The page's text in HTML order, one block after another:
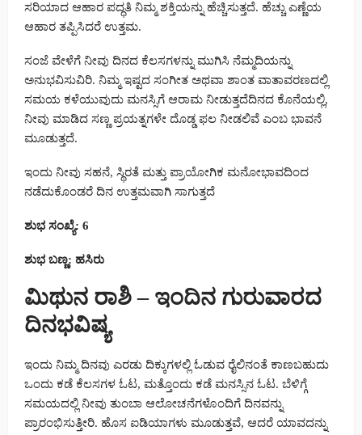
ಸರಿಯಾದ ಆಹಾರ ಪದ್ಧತಿ ನಿಮ್ಮ ಶಕ್ತಿಯನ್ನು ಹೆಚ್ಚಿಸುತ್ತದೆ. ಹೆಚ್ಚು ಎಣ್ಣೆಯ
ಆಹಾರ ತಪ್ಪಿಸಿದರೆ ಉತ್ತಮ.
ಸಂಜೆ ವೇಳೆಗೆ ನೀವು ದಿನದ ಕೆಲಸಗಳನ್ನು ಮುಗಿಸಿ ನೆಮ್ಮದಿಯನ್ನು
ಅನುಭವಿಸುವಿರಿ. ನಿಮ್ಮ ಇಷ್ಟದ ಸಂಗೀತ ಅಥವಾ ಶಾಂತ ವಾತಾವರಣದಲ್ಲಿ
ಸಮಯ ಕಳೆಯುವುದು ಮನಸ್ಸಿಗೆ ಆರಾಮ ನೀಡುತ್ತದೆದಿನದ ಕೊನೆಯಲ್ಲಿ,
ನೀವು ಮಾಡಿದ ಸಣ್ಣ ಪ್ರಯತ್ನಗಳೇ ದೊಡ್ಡ ಫಲ ನೀಡಲಿವೆ ಎಂಬ ಭಾವನೆ
ಮೂಡುತ್ತದೆ.
ಇಂದು ನೀವು ಸಹನೆ, ಸ್ಥಿರತೆ ಮತ್ತು ಪ್ರಾಯೋಗಿಕ ಮನೋಭಾವದಿಂದ
ನಡೆದುಕೊಂಡರೆ ದಿನ ಉತ್ತಮವಾಗಿ ಸಾಗುತ್ತದೆ
ಶುಭ ಸಂಖ್ಯೆ: 6
ಶುಭ ಬಣ್ಣ: ಹಸಿರು
ಮಿಥುನ ರಾಶಿ – ಇಂದಿನ ಗುರುವಾರದ
ದಿನಭವಿಷ್ಯ
ಇಂದು ನಿಮ್ಮ ದಿನವು ಎರಡು ದಿಕ್ಕುಗಳಲ್ಲಿ ಓಡುವ ರೈಲಿನಂತೆ ಕಾಣಬಹುದು
ಒಂದು ಕಡೆ ಕೆಲಸಗಳ ಓಟ, ಮತ್ತೊಂದು ಕಡೆ ಮನಸ್ಸಿನ ಓಟ. ಬೆಳಿಗ್ಗೆ
ಸಮಯದಲ್ಲಿ ನೀವು ತುಂಬಾ ಆಲೋಚನೆಗಳೊಂದಿಗೆ ದಿನವನ್ನು
ಪ್ರಾರಂಭಿಸುತ್ತೀರಿ. ಹೊಸ ಐಡಿಯಾಗಳು ಮೂಡುತ್ತವೆ, ಆದರೆ ಯಾವದನ್ನು